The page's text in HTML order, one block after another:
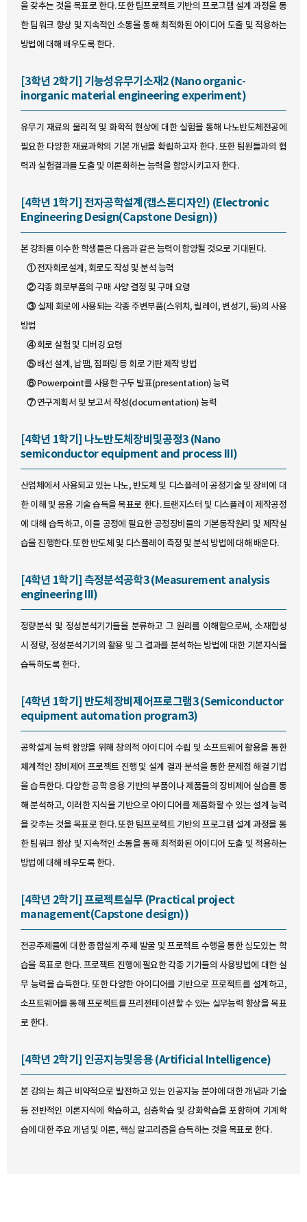
을 갖추는 것을 목표로 한다. 또한 팀프로젝트 기반의 프로그램 설계 과정을 통
한 팀워크 향상 및 지속적인 소통을 통해 최적화된 아이디어 도출 및 적용하는
방법에 대해 배우도록 한다.
[3학년 2학기] 기능성유무기소재2 (Nano organic-
inorganic material engineering experiment)
유무기 재료의 물리적 및 화학적 현상에 대한 실험을 통해 나노반도체전공에
필요한 다양한 재료과학의 기본 개념을 확립하고자 한다. 또한 팀원들과의 협
력과 실험결과를 도출 및 이론화하는 능력을 함양시키고자 한다.
[4학년 1학기] 전자공학설계(캡스톤디자인) (Electronic
Engineering Design(Capstone Design))
본 강좌를 이수한 학생들은 다음과 같은 능력이 함양될 것으로 기대된다.
① 전자회로설계, 회로도 작성 및 분석 능력
② 각종 회로부품의 구매 사양 결정 및 구매 요령
③ 실제 회로에 사용되는 각종 주변부품(스위치, 릴레이, 변성기, 등)의 사용
방법
④ 회로 실험 및 디버깅 요령
⑤ 배선 설계, 납땜, 점퍼링 등 회로 기판 제작 방법
⑥ Powerpoint를 사용한 구두 발표(presentation) 능력
⑦ 연구계획서 및 보고서 작성(documentation) 능력
[4학년 1학기] 나노반도체장비및공정3 (Nano
semiconductor equipment and process III)
산업체에서 사용되고 있는 나노, 반도체 및 디스플레이 공정기술 및 장비에 대
한 이해 및 응용 기술 습득을 목표로 한다. 트랜지스터 및 디스플레이 제작공정
에 대해 습득하고, 이들 공정에 필요한 공정장비들의 기본동작원리 및 제작실
습을 진행한다. 또한 반도체 및 디스플레이 측정 및 분석 방법에 대해 배운다.
[4학년 1학기] 측정분석공학3 (Measurement analysis
engineering III)
정량분석 및 정성분석기기들을 분류하고 그 원리를 이해함으로써, 소재합성
시 정량, 정성분석기기의 활용 및 그 결과를 분석하는 방법에 대한 기본지식을
습득하도록 한다.
[4학년 1학기] 반도체장비제어프로그램3 (Semiconductor
equipment automation program3)
공학설계 능력 함양을 위해 창의적 아이디어 수립 및 소프트웨어 활용을 통한
체계적인 장비제어 프로젝트 진행 및 설계 결과 분석을 통한 문제점 해결 기법
을 습득한다. 다양한 공학 응용 기반의 부품이나 제품들의 장비제어 실습를 통
해 분석하고, 이러한 지식을 기반으로 아이디어를 제품화할 수 있는 설계 능력
을 갖추는 것을 목표로 한다. 또한 팀프로젝트 기반의 프로그램 설계 과정을 통
한 팀워크 향상 및 지속적인 소통을 통해 최적화된 아이디어 도출 및 적용하는
방법에 대해 배우도록 한다.
[4학년 2학기] 프로젝트실무 (Practical project
management(Capstone design))
전공주제들에 대한 종합설계 주제 발굴 및 프로젝트 수행을 통한 심도있는 학
습을 목표로 한다. 프로젝트 진행에 필요한 각종 기기들의 사용방법에 대한 실
무 능력을 습득한다. 또한 다양한 아이디어를 기반으로 프로젝트를 설계하고,
소프트웨어를 통해 프로젝트를 프리젠테이션할 수 있는 실무능력 향상을 목표
로 한다.
[4학년 2학기] 인공지능및응용 (Artificial Intelligence)
본 강의는 최근 비약적으로 발전하고 있는 인공지능 분야에 대한 개념과 기술
등 전반적인 이론지식에 학습하고, 심층학습 및 강화학습을 포함하여 기계학
습에 대한 주요 개념 및 이론, 핵심 알고리즘을 습득하는 것을 목표로 한다.